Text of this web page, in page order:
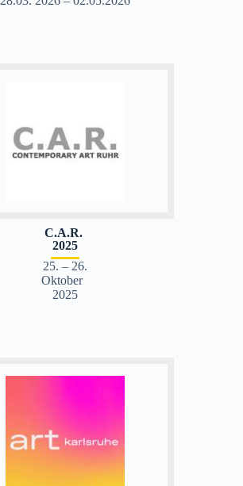
C.A.R.
2025
25. – 26.
Oktober
2025